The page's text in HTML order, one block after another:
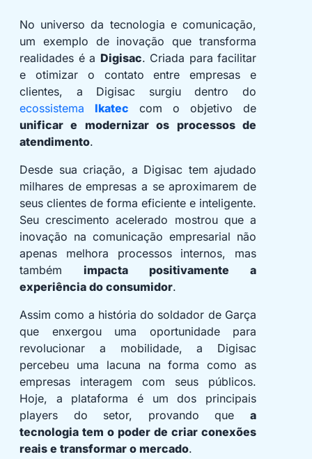
No universo da tecnologia e comunicação,
um exemplo de inovação que transforma
realidades é a Digisac. Criada para facilitar
e otimizar o contato entre empresas e
clientes, a Digisac surgiu dentro do
ecossistema Ikatec com o objetivo de
unificar e modernizar os processos de
atendimento.
Desde sua criação, a Digisac tem ajudado
milhares de empresas a se aproximarem de
seus clientes de forma eficiente e inteligente.
Seu crescimento acelerado mostrou que a
inovação na comunicação empresarial não
apenas melhora processos internos, mas
também impacta positivamente a
experiência do consumidor.
Assim como a história do soldador de Garça
que enxergou uma oportunidade para
revolucionar a mobilidade, a Digisac
percebeu uma lacuna na forma como as
empresas interagem com seus públicos.
Hoje, a plataforma é um dos principais
players do setor, provando que a
tecnologia tem o poder de criar conexões
reais e transformar o mercado.